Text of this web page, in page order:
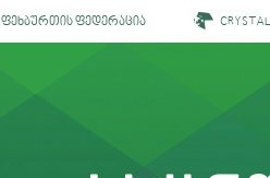
ფეხბურთის ფედერაცია